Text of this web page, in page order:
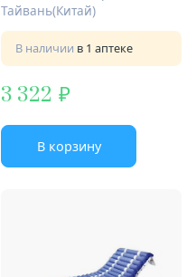
Тайвань(Китай)
В наличии в 1 аптеке
3 322
В корзину